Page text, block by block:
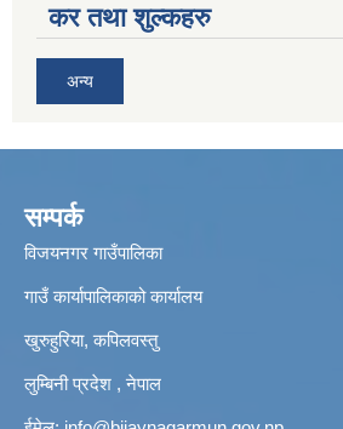
कर तथा शुल्कहरु
अन्य
सम्पर्क
विजयनगर गाउँपालिका
गाउँ कार्यापालिकाको कार्यालय
खुरुहुरिया, कपिलवस्तु
लुम्बिनी प्रदेश , नेपाल